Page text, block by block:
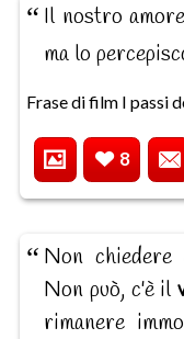
Il nostro
ma lo
Frase di film I passi
8
Non
Non può, c'è il
rimanere